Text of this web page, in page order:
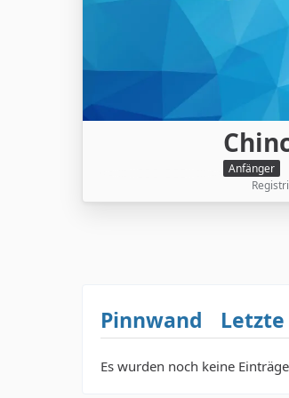
Anfänger
Pinnwand
Es wurden noch keine